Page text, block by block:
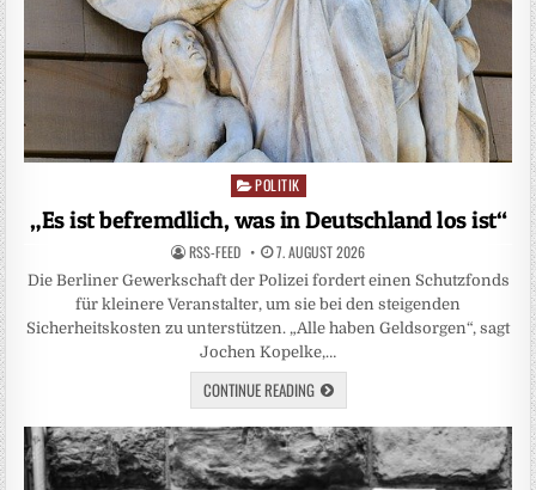
Posted
POLITIK
„Es ist befremdlich, was in Deutschland los ist“
RSS-FEED 7. AUGUST 2026
Die Berliner Gewerkschaft der Polizei fordert einen Schutzfonds
für kleinere Veranstalter, um sie bei den steigenden
Sicherheitskosten zu unterstützen. „Alle haben Geldsorgen“, sagt
Jochen Kopelke,…
CONTINUE READING